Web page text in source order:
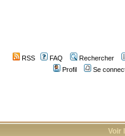
RSS FAQ
Rechercher
Profil
Se
Voir